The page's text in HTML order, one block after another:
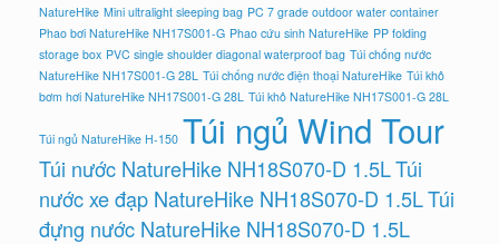
NatureHike Mini ultralight sleeping bag PC 7 grade outdoor water container
Phao bơi NatureHike NH17S001-G Phao cứu sinh NatureHike PP folding
storage box PVC single shoulder diagonal waterproof bag Túi chống nước
NatureHike NH17S001-G 28L Túi chống nước điện thoại NatureHike Túi khô
bơm hơi NatureHike NH17S001-G 28L Túi khô NatureHike NH17S001-G 28L
Túi ngủ NatureHike H-150 Túi ngủ Wind Tour
Túi nước NatureHike NH18S070-D 1.5LTúi
nước xe đạp NatureHike NH18S070-D 1.5LTúi
đựng nước NatureHike NH18S070-D 1.5L